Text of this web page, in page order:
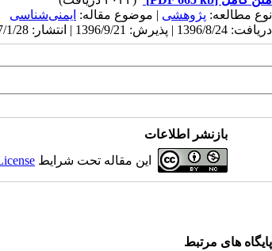
نوع مطالعه: پژوهشی | موضوع مقاله: ایمنی‌شناسی
دریافت: 1396/8/24 | پذیرش: 1396/9/21 | انتشار: 1397/1/28
بازنشر اطلاعات
این مقاله تحت شرایط
پایگاه های مرتبط